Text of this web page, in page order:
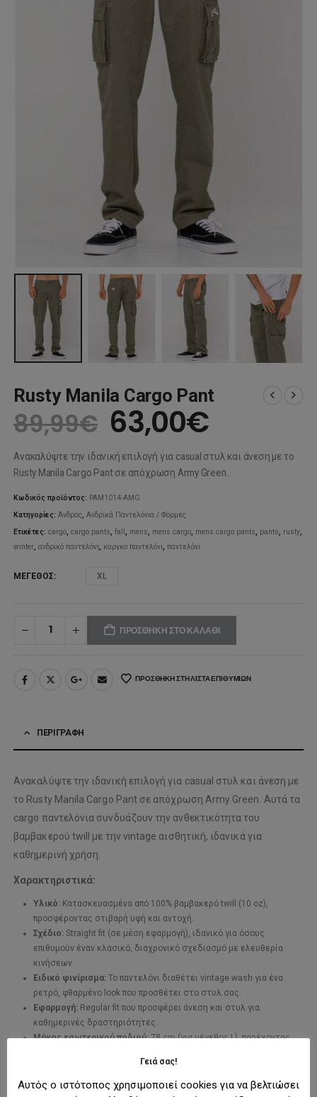
Rusty Manila Cargo Pant
89,99€ Original
price
was:
89,99€.
63,00€Η
τιμή
63,00€.
Ανακαλύψτε την ιδανική επιλογή για casual στυλ και άνεση με το
Rusty Manila Cargo Pant σε απόχρωση Army Green.
Κωδικός προϊόντος: PAM1014-AMG
Κατηγορίες:Άνδρας,Ανδρικά Παντελόνια / Φόρμες
Ετικέτες:cargo,cargo pants,fall, mens, mens cargo, mens cargo pants, pants, rusty,
winter,ανδρικό παντελόνι, καργκο παντελόνι,παντελόνι
ΜΈΓΕΘΟΣ XL
ΠΡΟΣΘΉΚΗ ΣΤΟ ΚΑΛΆΘΙ
ΠΡΟΣΘΉΚΗ ΣΤΗ ΛΊΣΤΑ ΕΠΙΘΥΜΙΏΝ
ΠΕΡΙΓΡΑΦΉ
Ανακαλύψτε την ιδανική επιλογή για casual στυλ και άνεση με
το Rusty Manila Cargo Pant σε απόχρωση Army Green. Αυτά τα
cargo παντελόνια συνδυάζουν την ανθεκτικότητα του
βαμβακερού twill με την vintage αισθητική, ιδανικά για
καθημερινή χρήση.
Χαρακτηριστικά:
Υλικό:Κατασκευασμένα από 100% βαμβακερό twill (10 oz),
προσφέροντας στιβαρή υφή και αντοχή.
Σχέδιο:Straight fit (σε μέση εφαρμογή), ιδανικό για όσους
επιθυμούν έναν κλασικό, διαχρονικό σχεδιασμό με ελευθερία
κινήσεων.
Ειδικό φινίρισμα:Το παντελόνι διαθέτει vintage wash για ένα
ρετρό, φθαρμένο look που προσθέτει στο στυλ σας.
Εφαρμογή:Regular fit που προσφέρει άνεση και στυλ για
καθημερινές δραστηριότητες.
Μήκος εσωτερικού ποδιού:78 cm (για μέγεθος L), παρέχοντας
Συμβουλές για μέγεθος:
Γειά σας!
Αυτός ο ιστότοπος χρησιμοποιεί cookies για να βελτιώσει